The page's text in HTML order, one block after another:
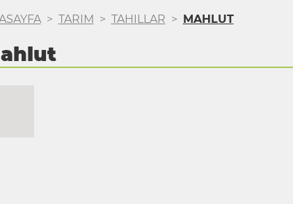
> TARIM > TAHILLAR > MAHLUT